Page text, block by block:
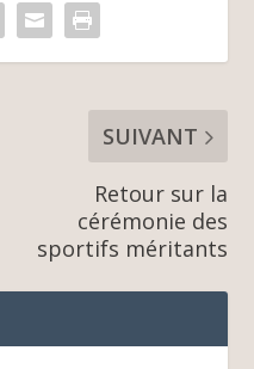
SUIVANT
Retour sur la
cérémonie des
sportifs méritants